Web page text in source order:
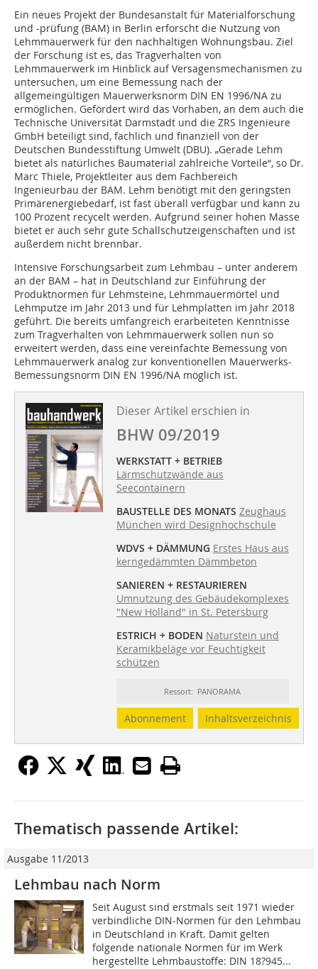
Ein neues Projekt der Bundesanstalt für Materialforschung
und -prüfung (BAM) in Berlin erforscht die Nutzung von
Lehmmauerwerk für den nachhaltigen Wohnungsbau. Ziel
der Forschung ist es, das Tragverhalten von
Lehmmauerwerk im Hinblick auf Versagensmechanismen zu
untersuchen, um eine Bemessung nach der
allgemeingültigen Mauerwerksnorm DIN EN 1996/NA zu
ermöglichen. Gefördert wird das Vorhaben, an dem auch die
Technische Universität Darmstadt und die ZRS Ingenieure
GmbH beteiligt sind, fachlich und finanziell von der
Deutschen Bundesstiftung Umwelt (DBU). „Gerade Lehm
bietet als natürliches Baumaterial zahlreiche Vorteile“, so Dr.
Marc Thiele, Projektleiter aus dem Fachbereich
Ingenieurbau der BAM. Lehm benötigt mit den geringsten
Primärenergiebedarf, ist fast überall verfügbar und kann zu
100 Prozent recycelt werden. Aufgrund seiner hohen Masse
bietet er auch sehr gute Schallschutzeigenschaften und ist
außerdem nicht brennbar.
Intensive Forschungsarbeit zum Lehmbau – unter anderem
an der BAM – hat in Deutschland zur Einführung der
Produktnormen für Lehmsteine, Lehmmauermörtel und
Lehmputze im Jahr 2013 und für Lehmplatten im Jahr 2018
geführt. Die bereits umfangreich erarbeiteten Kenntnisse
zum Tragverhalten von Lehmmauerwerk sollen nun so
erweitert werden, dass eine vereinfachte Bemessung von
Lehmmauerwerk analog zur konventionellen Mauerwerks-
Bemessungsnorm DIN EN 1996/NA möglich ist.
Dieser Artikel erschien in
BHW 09/2019
WERKSTATT + BETRIEB
Lärmschutzwände aus
Seecontainern
BAUSTELLE DES MONATS Zeughaus
München wird Designhochschule
WDVS + DÄMMUNG Erstes Haus aus
kerngedämmten Dämmbeton
SANIEREN + RESTAURIEREN
Umnutzung des Gebäudekomplexes
"New Holland" in St. Petersburg
ESTRICH + BODEN Naturstein und
Keramikbeläge vor Feuchtigkeit
schützen
Ressort: PANORAMA
Abonnement Inhaltsverzeichnis
Thematisch passende Artikel:
Ausgabe 11/2013
Lehmbau nach Norm
Seit August sind erstmals seit 1971 wieder
verbindliche DIN-Normen für den Lehmbau
in Deutschland in Kraft. Damit gelten
folgende nationale Normen für im Werk
hergestellte Lehmbaustoffe: DIN 18?945...